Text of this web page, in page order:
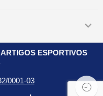
ESPORTIVOS
0001-03